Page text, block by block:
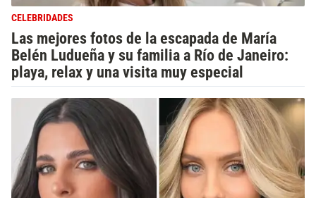
CELEBRIDADES
Las mejores fotos de la escapada de María
Belén Ludueña y su familia a Río de Janeiro:
playa, relax y una visita muy especial